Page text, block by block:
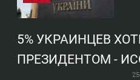
0
5% УКРАИНЦЕВ
ПРЕЗИДЕНТОМ -